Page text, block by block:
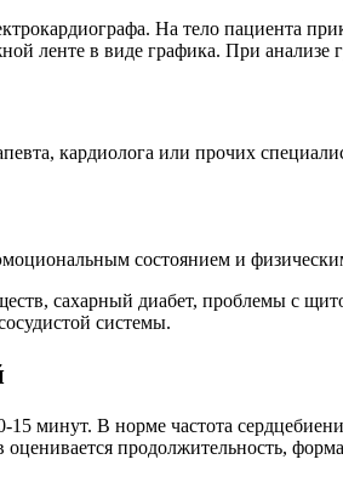
На тело пациента
ленте в виде графика. При
кардиолога или прочих
состоянием и
сахарный диабет, проблемы с
системы.
15 минут. В норме частота
продолжительность,